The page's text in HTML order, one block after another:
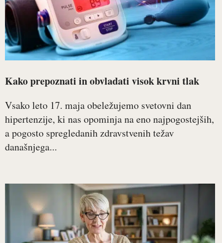
Kako prepoznati in obvladati visok krvni tlak
Vsako leto 17. maja obeležujemo svetovni dan
hipertenzije, ki nas opominja na eno najpogostejših,
a pogosto spregledanih zdravstvenih težav
današnjega...